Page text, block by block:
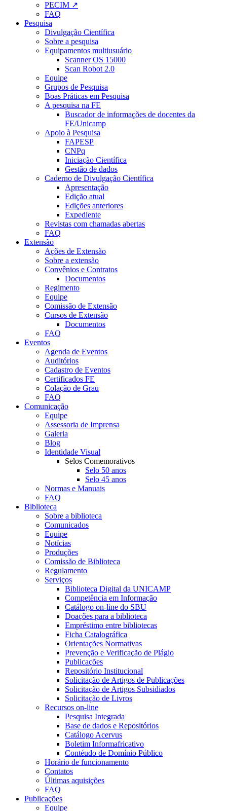
PECIM ↗
FAQ
Pesquisa
Divulgação Científica
Sobre a pesquisa
Equipamentos multiusuário
Scanner OS 15000
Scan Robot 2.0
Equipe
Grupos de Pesquisa
Boas Práticas em Pesquisa
A pesquisa na FE
Buscador de informações de docentes da
FE/Unicamp
Apoio à Pesquisa
FAPESP
CNPq
Iniciação Científica
Gestão de dados
Caderno de Divulgação Científica
Apresentação
Edição atual
Edições anteriores
Expediente
Revistas com chamadas abertas
FAQ
Extensão
Ações de Extensão
Sobre a extensão
Convênios e Contratos
Documentos
Regimento
Equipe
Comissão de Extensão
Cursos de Extensão
Documentos
FAQ
Eventos
Agenda de Eventos
Auditórios
Cadastro de Eventos
Certificados FE
Colação de Grau
FAQ
Comunicação
Equipe
Assessoria de Imprensa
Galeria
Blog
Identidade Visual
Selos Comemorativos
Selo 50 anos
Selo 45 anos
Normas e Manuais
FAQ
Biblioteca
Sobre a biblioteca
Comunicados
Equipe
Notícias
Produções
Comissão de Biblioteca
Regulamento
Serviços
Biblioteca Digital da UNICAMP
Competência em Informação
Catálogo on-line do SBU
Doações para a biblioteca
Empréstimo entre bibliotecas
Ficha Catalográfica
Orientações Normativas
Prevenção e Verificação de Plágio
Publicações
Repositório Institucional
Solicitação de Artigos de Publicações
Solicitação de Artigos Subsidiados
Solicitação de Livros
Recursos on-line
Pesquisa Integrada
Base de dados e Repositórios
Catálogo Acervus
Boletim Informafricativo
Contéudo de Domínio Público
Horário de funcionamento
Contatos
Últimas aquisições
FAQ
Publicações
Equipe